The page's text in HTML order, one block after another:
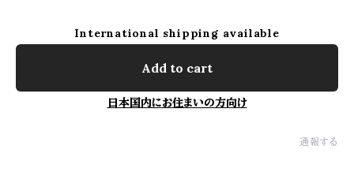
International shipping available
Add to cart
日本国内にお住まいの方向け
通報する